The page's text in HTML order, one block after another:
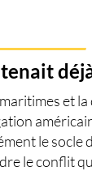
et
le socle
le conflit